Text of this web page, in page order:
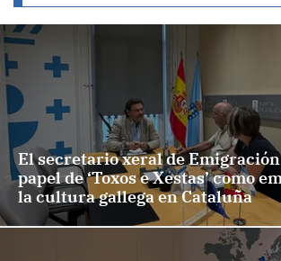
El secretario xeral de
papel de ‘Toxos e Xestas’ como
la cultura gallega en Cataluña